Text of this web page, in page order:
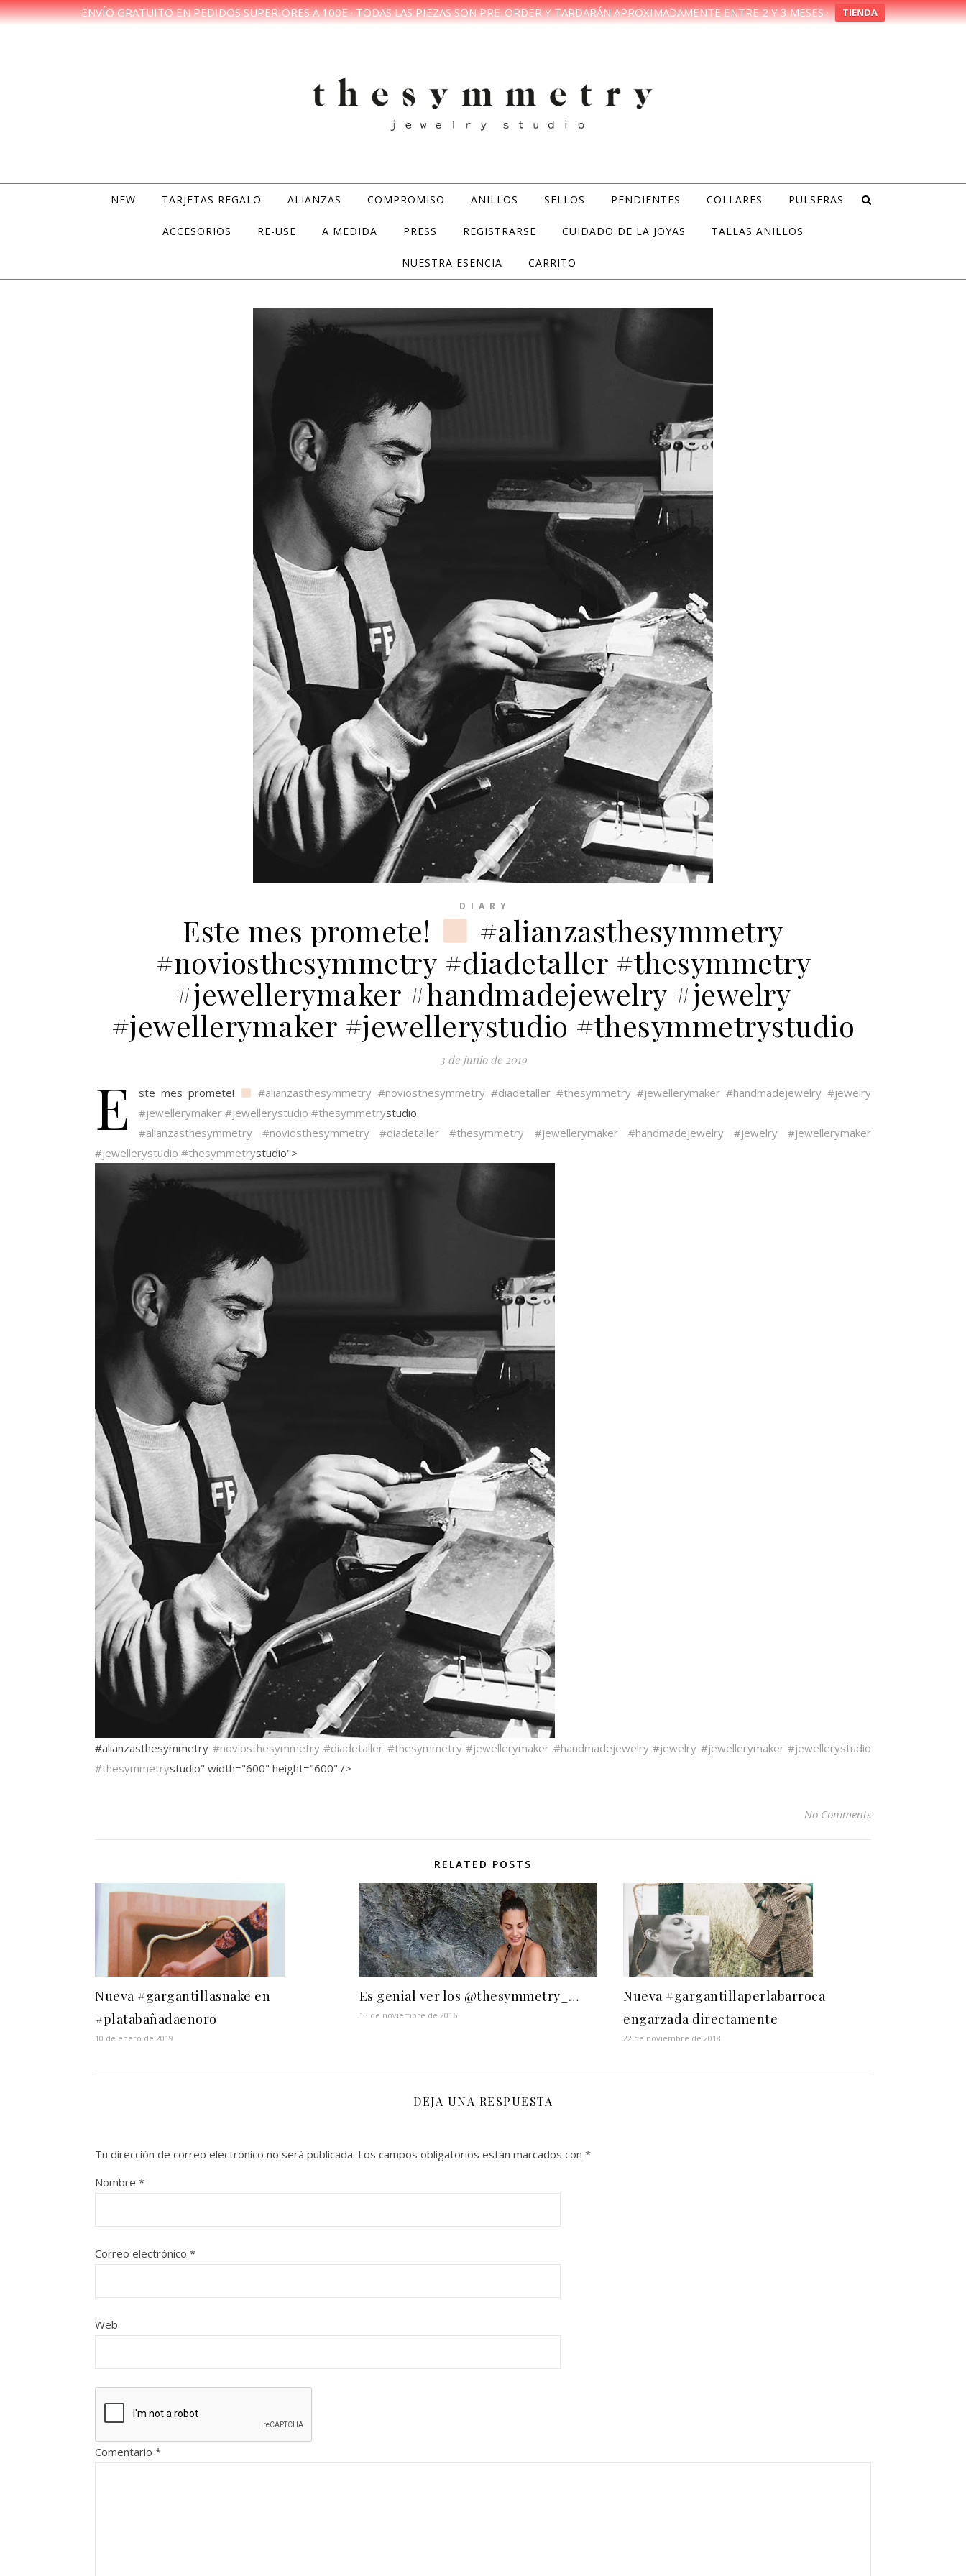
ENVÍO GRATUITO EN PEDIDOS SUPERIORES A 100E · TODAS LAS PIEZAS SON PRE-ORDER Y TARDARÁN APROXIMADAMENTE ENTRE 2 Y 3 MESES · TIENDA
NEW TARJETAS REGALO ALIANZAS COMPROMISO ANILLOS SELLOS PENDIENTES COLLARES PULSERAS
ACCESORIOS RE-USE A MEDIDA PRESS REGISTRARSE CUIDADO DE LA JOYAS TALLAS ANILLOS
NUESTRA ESENCIA CARRITO
D I A R Y
Este mes promete!
#alianzasthesymmetry
#noviosthesymmetry #diadetaller #thesymmetry
#jewellerymaker #handmadejewelry #jewelry
#jewellerymaker #jewellerystudio #thesymmetrystudio
3 de junio de 2019
E ste mes promete! #alianzasthesymmetry #noviosthesymmetry #diadetaller #thesymmetry #jewellerymaker #handmadejewelry #jewelry
#jewellerymaker #jewellerystudio #thesymmetrystudio
#alianzasthesymmetry
#noviosthesymmetry #diadetaller #thesymmetry #jewellerymaker #handmadejewelry #jewelry
#jewellerymaker
#jewellerystudio #thesymmetrystudio">
#alianzasthesymmetry #noviosthesymmetry #diadetaller #thesymmetry #jewellerymaker #handmadejewelry #jewelry #jewellerymaker #jewellerystudio
#thesymmetrystudio" width="600" height="600" />
No Comments
RELATED POSTS
Nueva #gargantillasnake en
#platabañadaenoro
10 de enero de 2019
Es genial ver los @thesymmetry_…
13 de noviembre de 2016
Nueva #gargantillaperlabarroca
engarzada directamente
22 de noviembre de 2018
DEJA UNA RESPUESTA
Tu dirección de correo electrónico no será publicada. Los campos obligatorios están marcados con *
Nombre *
Correo electrónico *
Web
Comentario *